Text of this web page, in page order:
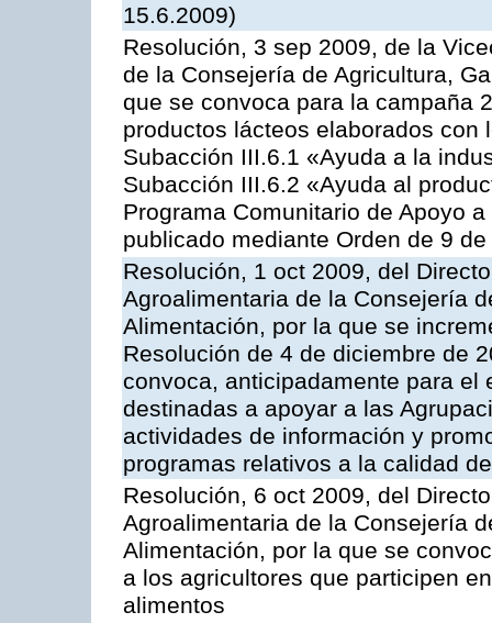
15.6.2009)
Resolución, 3 sep 2009, de la
de la Consejería de Agricultura,
que se convoca para la campaña
productos lácteos elaborados
Subacción III.6.1 «Ayuda a la
Subacción III.6.2 «Ayuda al
Programa Comunitario de Apoyo
publicado mediante Orden de 9
Resolución, 1 oct 2009, del
Agroalimentaria de la Consejería
Alimentación, por la que se
Resolución de 4 de diciembre de
convoca, anticipadamente para el
destinadas a apoyar a las
actividades de información y
programas relativos a la calidad
Resolución, 6 oct 2009, del
Agroalimentaria de la Consejería
Alimentación, por la que se
a los agricultores que participen
alimentos